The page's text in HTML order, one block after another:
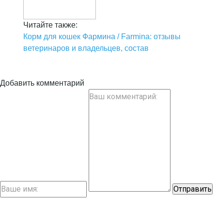
Читайте также:
Корм для кошек Фармина / Farmina: отзывы
ветеринаров и владельцев, состав
Добавить комментарий